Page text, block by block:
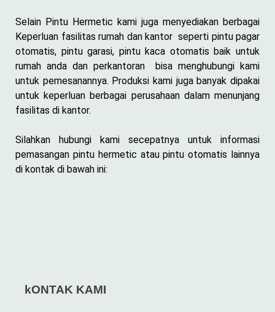
Selain Pintu Hermetic kami juga menyediakan berbagai
Keperluan fasilitas rumah dan kantor seperti pintu pagar
otomatis, pintu garasi, pintu kaca otomatis baik untuk
rumah anda dan perkantoran bisa menghubungi kami
untuk pemesanannya. Produksi kami juga banyak dipakai
untuk keperluan berbagai perusahaan dalam menunjang
fasilitas di kantor.
Silahkan hubungi kami secepatnya untuk informasi
pemasangan pintu hermetic atau pintu otomatis lainnya
di kontak di bawah ini:
kONTAK KAMI